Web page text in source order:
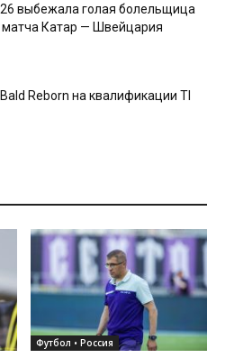
выбежала голая болельщица
Катар — Швейцария
Reborn на квалификации TI
Футбол • Россия